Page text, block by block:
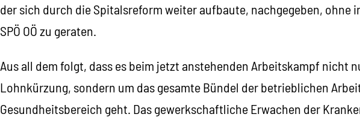
der sich durch die Spitalsreform weiter aufbaute, nachgegeben, ohne
SPÖ OÖ zu geraten.
Aus all dem folgt, dass es beim jetzt anstehenden Arbeitskampf nicht
Lohnkürzung, sondern um das gesamte Bündel der betrieblichen
Gesundheitsbereich geht. Das gewerkschaftliche Erwachen der